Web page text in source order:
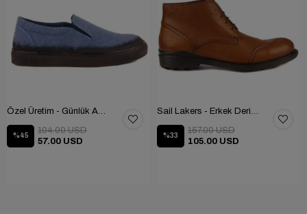
%45
57.00 USD
104.00 USD
%33
105.00 USD
157.00 USD